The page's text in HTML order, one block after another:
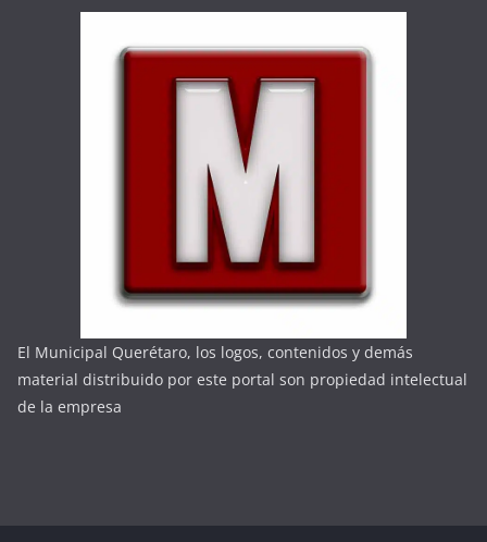
El Municipal Querétaro, los logos, contenidos y demás
material distribuido por este portal son propiedad intelectual
de la empresa